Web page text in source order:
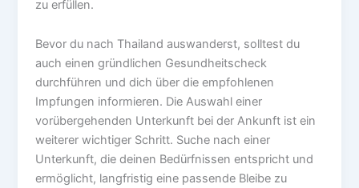
zu erfüllen.
Bevor du nach Thailand auswanderst, solltest du
auch einen gründlichen Gesundheitscheck
durchführen und dich über die empfohlenen
Impfungen informieren. Die Auswahl einer
vorübergehenden Unterkunft bei der Ankunft ist ein
weiterer wichtiger Schritt. Suche nach einer
Unterkunft, die deinen Bedürfnissen entspricht und
ermöglicht, langfristig eine passende Bleibe zu